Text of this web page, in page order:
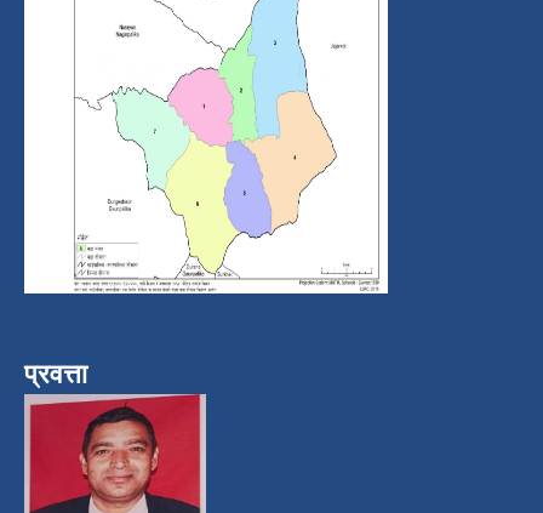
प्रवत्ता